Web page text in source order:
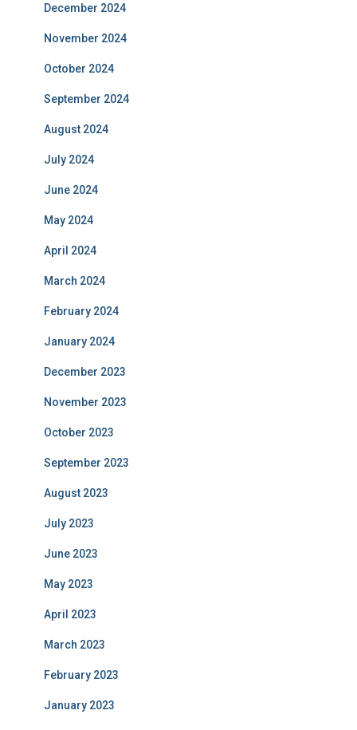
December 2024
November 2024
October 2024
September 2024
August 2024
July 2024
June 2024
May 2024
April 2024
March 2024
February 2024
January 2024
December 2023
November 2023
October 2023
September 2023
August 2023
July 2023
June 2023
May 2023
April 2023
March 2023
February 2023
January 2023